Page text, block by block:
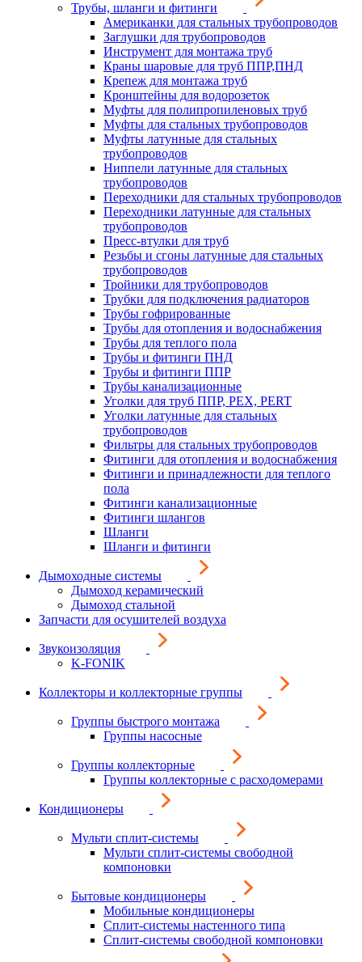
Трубы, шланги и фитинги
Американки для стальных трубопроводов
Заглушки для трубопроводов
Инструмент для монтажа труб
Краны шаровые для труб ППР,ПНД
Крепеж для монтажа труб
Кронштейны для водорозеток
Муфты для полипропиленовых труб
Муфты для стальных трубопроводов
Муфты латунные для стальных
трубопроводов
Ниппели латунные для стальных
трубопроводов
Переходники для стальных трубопроводов
Переходники латунные для стальных
трубопроводов
Пресс-втулки для труб
Резьбы и сгоны латунные для стальных
трубопроводов
Тройники для трубопроводов
Трубки для подключения радиаторов
Трубы гофрированные
Трубы для отопления и водоснабжения
Трубы для теплого пола
Трубы и фитинги ПНД
Трубы и фитинги ППР
Трубы канализационные
Уголки для труб ППР, PEX, PERT
Уголки латунные для стальных
трубопроводов
Фильтры для стальных трубопроводов
Фитинги для отопления и водоснабжения
Фитинги и принадлежности для теплого
пола
Фитинги канализационные
Фитинги шлангов
Шланги
Шланги и фитинги
Дымоходные системы
Дымоход керамический
Дымоход стальной
Запчасти для осушителей воздуха
Звукоизоляция
K-FONIK
Коллекторы и коллекторные группы
Группы быстрого монтажа
Группы насосные
Группы коллекторные
Группы коллекторные с расходомерами
Кондиционеры
Мульти сплит-системы
Мульти сплит-системы свободной
компоновки
Бытовые кондиционеры
Мобильные кондиционеры
Сплит-системы настенного типа
Сплит-системы свободной компоновки